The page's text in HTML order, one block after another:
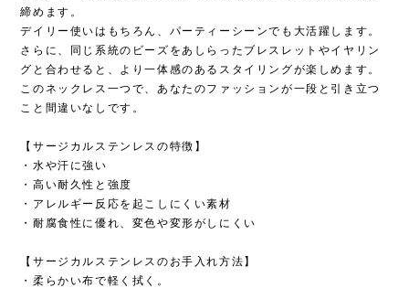
締めます。
デイリー使いはもちろん、パーティーシーンでも大活躍します。
さらに、同じ系統のビーズをあしらったブレスレットやイヤリン
グと合わせると、より一体感のあるスタイリングが楽しめます。
このネックレス一つで、あなたのファッションが一段と引き立つ
こと間違いなしです。
【サージカルステンレスの特徴】
・水や汗に強い
・高い耐久性と強度
・アレルギー反応を起こしにくい素材
・耐腐食性に優れ、変色や変形がしにくい
【サージカルステンレスのお手入れ方法】
・柔らかい布で軽く拭く。